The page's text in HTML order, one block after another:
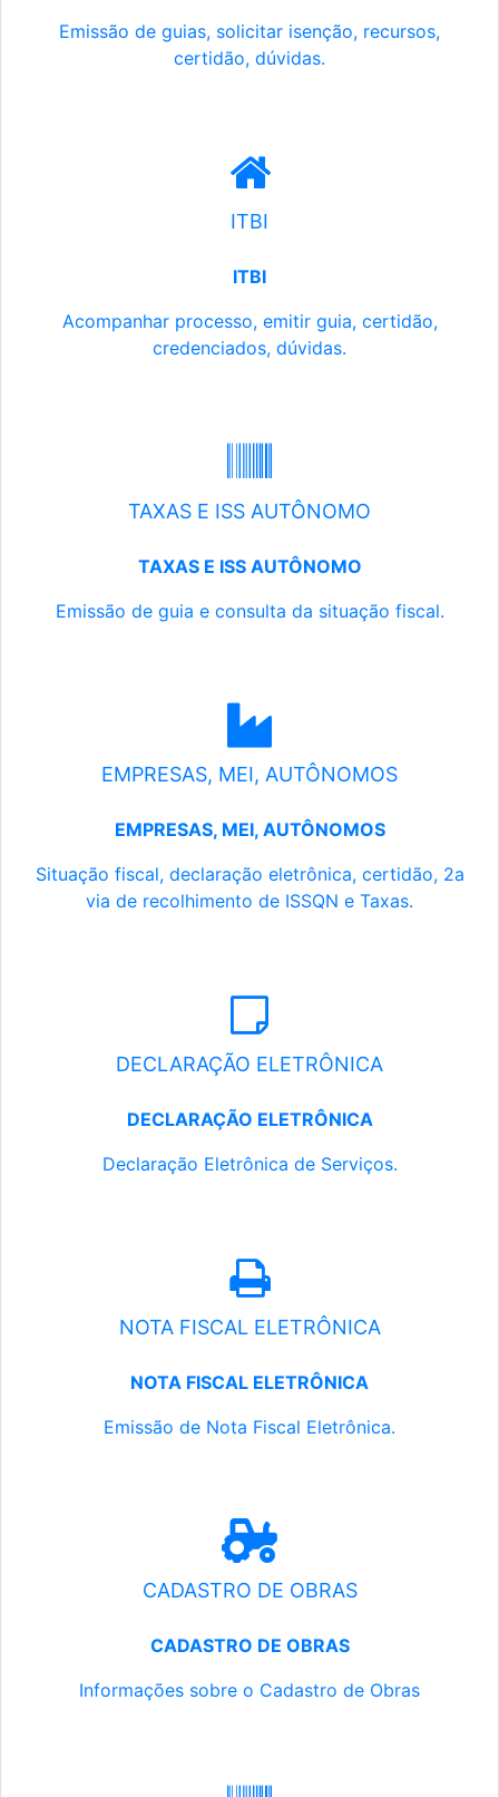
Emissão de guias, solicitar isenção, recursos,
certidão, dúvidas.
ITBI
ITBI
Acompanhar processo, emitir guia, certidão,
credenciados, dúvidas.
TAXAS E ISS AUTÔNOMO
TAXAS E ISS AUTÔNOMO
Emissão de guia e consulta da situação fiscal.
EMPRESAS, MEI, AUTÔNOMOS
EMPRESAS, MEI, AUTÔNOMOS
Situação fiscal, declaração eletrônica, certidão, 2a
via de recolhimento de ISSQN e Taxas.
DECLARAÇÃO ELETRÔNICA
DECLARAÇÃO ELETRÔNICA
Declaração Eletrônica de Serviços.
NOTA FISCAL ELETRÔNICA
NOTA FISCAL ELETRÔNICA
Emissão de Nota Fiscal Eletrônica.
CADASTRO DE OBRAS
CADASTRO DE OBRAS
Informações sobre o Cadastro de Obras